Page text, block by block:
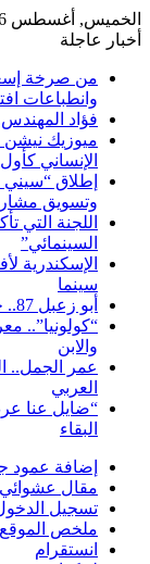
الخميس, أغسطس 6 2026
أخبار عاجلة
من صرخة
وانطباعات
فؤاد
ميوزيك نيشن
الإنساني
إطلاق
وتسويق
اللجنة التي
السينمائي”
الإسكندرية
سينما
أبو زعبل 87.. حينما تصبح السينما علاجا للنفس
“كولونيا”..
والابن
عمر الجمل..
العربي
“ضايل عنا
البقاء
إضافة عمود
مقال عشوائي
تسجيل
ملخص الموقع RSS
انستقرام